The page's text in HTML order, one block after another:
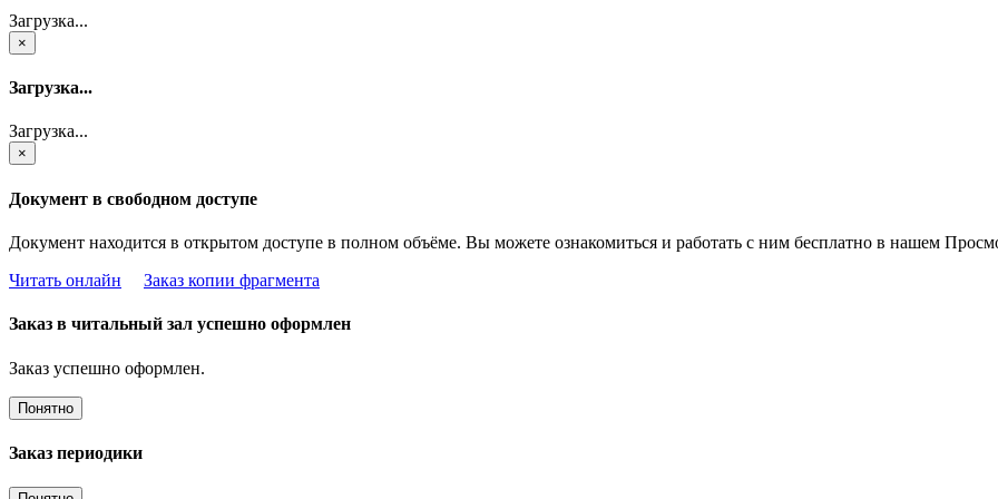
Загрузка...
×
Загрузка...
Загрузка...
×
Документ в свободном доступе
Документ находится в открытом доступе в полном объёме. Вы можете ознакомиться и работать с ним бесплатно в нашем
Читать онлайн
Заказ копии фрагмента
Заказ в читальный зал успешно оформлен
Заказ успешно оформлен.
Понятно
Заказ периодики